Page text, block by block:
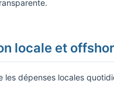
locale et
dépenses locales